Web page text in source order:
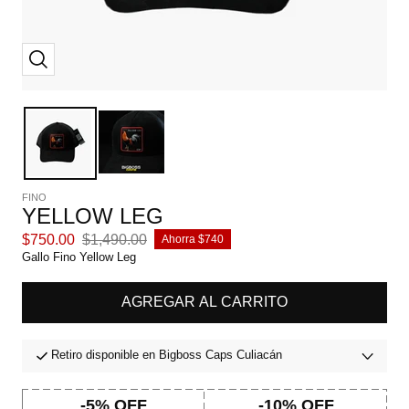
Zoom
FINO
YELLOW LEG
Precio
de
$750.00 Precio
normal
$1,490.00 Ahorra $740
Gallo Fino Yellow Leg
Retiro disponible en Bigboss Caps Culiacán
-5% OFF -10% OFF
AGREGAR AL CARRITO